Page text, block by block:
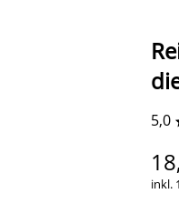
5,0
inkl.